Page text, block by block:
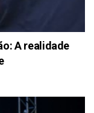
A realidade